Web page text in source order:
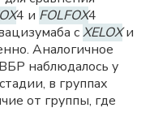
4 и FOLFOX4
сXELOXи
Аналогичное
наблюдалось у
в группах
от группы, где